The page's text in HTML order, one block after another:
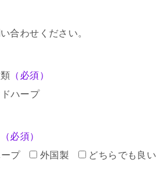
合わせください。
（必須）
ハープ
（必須）
プ
外国製 どちらでも良い